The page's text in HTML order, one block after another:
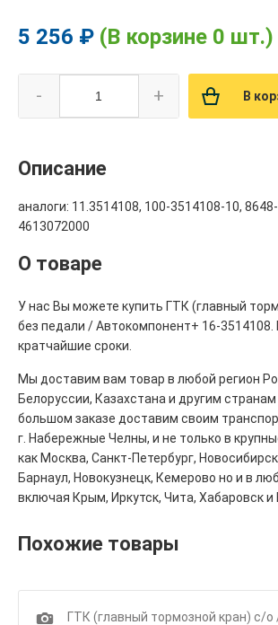
5 256 ₽ (В корзине 0 шт.)
- + В
Описание
аналоги: 11.3514108, 100-3514108-10,
4613072000
О товаре
У нас Вы можете купить ГТК (главный
без педали / Автокомпонент+ 16-3514108.
кратчайшие сроки.
Мы доставим вам товар в любой регион
Белоруссии, Казахстана и другим
большом заказе доставим своим
г. Набережные Челны, и не только в
как Москва, Санкт-Петербург,
Барнаул, Новокузнецк, Кемерово но и в
включая Крым, Иркутск, Чита, Хабаровск и
Похожие товары
1 ГТК (главный тормозной кран) с/о